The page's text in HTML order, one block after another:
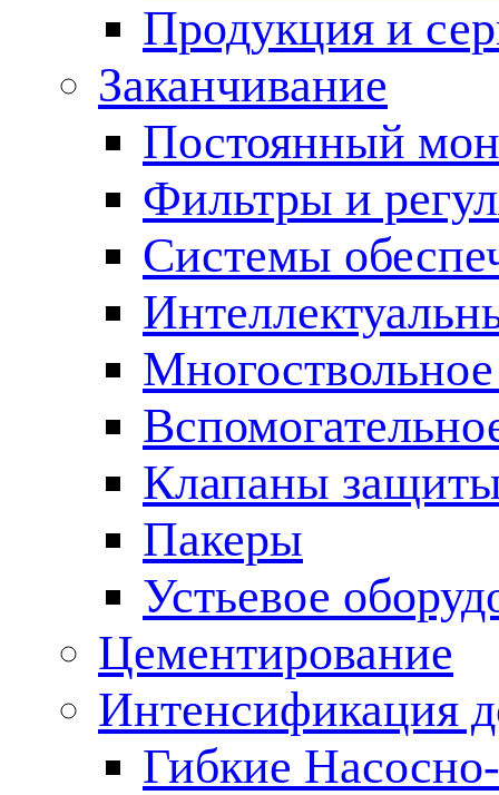
Продукция и
Заканчивание
Постоянный
Фильтры и
Cистемы
Клапаны
Пакеры
Устьевое
Цементирование
Интенсификация
Гибкие